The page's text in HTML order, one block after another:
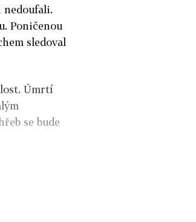
nedoufali.
Poničenou
sledoval
Úmrtí
se bude